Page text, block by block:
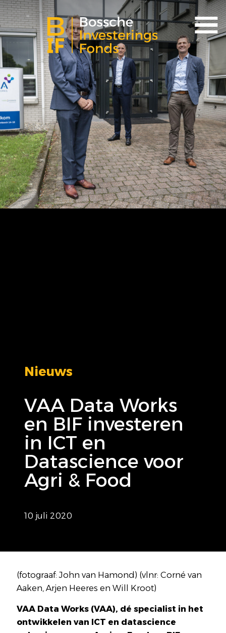
Nieuws
VAA Data Works
en BIF investeren
in ICT en
Datascience voor
Agri & Food
10 juli 2020
(fotograaf: John van Hamond) (vlnr: Corné van
Aaken, Arjen Heeres en Will Kroot)
VAA Data Works (VAA), dé specialist in het
ontwikkelen van ICT en datascience